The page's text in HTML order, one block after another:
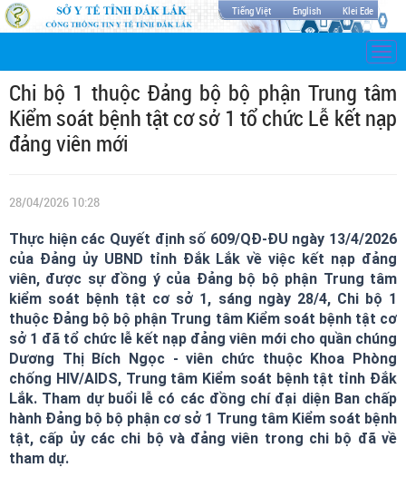
Tiếng Việt English Klei Ede
Chi bộ 1 thuộc Đảng bộ bộ phận Trung tâm
Kiểm soát bệnh tật cơ sở 1 tổ chức Lễ kết nạp
đảng viên mới
28/04/2026 10:28
Thực hiện các Quyết định số 609/QĐ-ĐU ngày 13/4/2026
của Đảng ủy UBND tỉnh Đắk Lắk về việc kết nạp đảng
viên, được sự đồng ý của Đảng bộ bộ phận Trung tâm
kiểm soát bệnh tật cơ sở 1, sáng ngày 28/4, Chi bộ 1
thuộc Đảng bộ bộ phận Trung tâm Kiểm soát bệnh tật cơ
sở 1 đã tổ chức lễ kết nạp đảng viên mới cho quần chúng
Dương Thị Bích Ngọc - viên chức thuộc Khoa Phòng
chống HIV/AIDS, Trung tâm Kiểm soát bệnh tật tỉnh Đắk
Lắk. Tham dự buổi lễ có các đồng chí đại diện Ban chấp
hành Đảng bộ bộ phận cơ sở 1 Trung tâm Kiểm soát bệnh
tật, cấp ủy các chi bộ và đảng viên trong chi bộ đã về
tham dự.